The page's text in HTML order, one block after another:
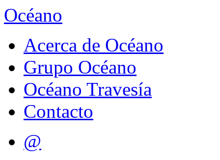
Océano
Acerca de Océano
Grupo Océano
Océano Travesía
Contacto
@